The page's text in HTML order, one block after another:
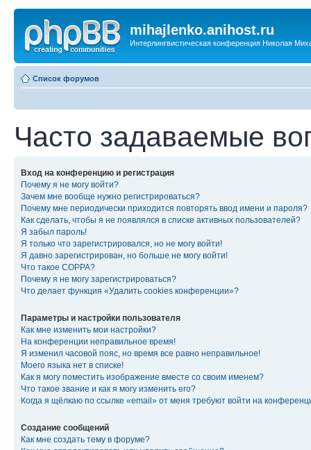
mihajlenko.anihost.ru
Интерлингвистическая конференция Николая
Список форумов
Часто задаваемые
Вход на конференцию и регистрация
Почему я не могу войти?
Зачем мне вообще нужно регистрироваться?
Почему мне периодически приходится повторять ввод имени и пароля?
Как сделать, чтобы я не появлялся в списке активных пользователей?
Я забыл пароль!
Я только что зарегистрировался, но не могу войти!
Я давно зарегистрирован, но больше не могу войти!
Что такое COPPA?
Почему я не могу зарегистрироваться?
Что делает функция «Удалить cookies конференции»?
Параметры и настройки пользователя
Как мне изменить мои настройки?
На конференции неправильное время!
Я изменил часовой пояс, но время все равно неправильное!
Моего языка нет в списке!
Как я могу поместить изображение вместе со своим именем?
Что такое звание и как я могу изменить его?
Когда я щёлкаю по ссылке «email» от меня требуют войти на
Создание сообщений
Как мне создать тему в форуме?